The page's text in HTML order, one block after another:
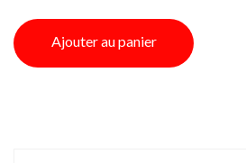
Ajouter au panier